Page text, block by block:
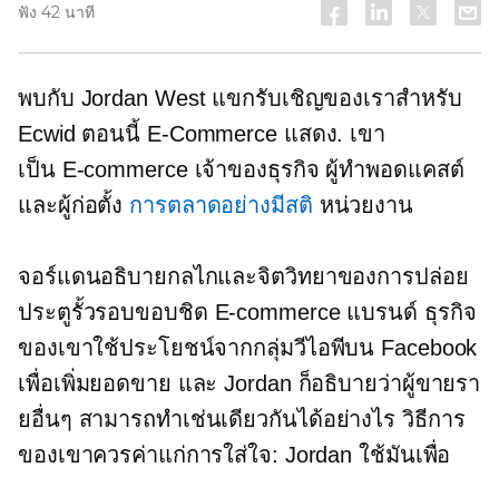
ฟัง 42 นาที
พบกับ Jordan West แขกรับเชิญของเราสำหรับ
Ecwid ตอนนี้ E-Commerceแสดง. เขา
เป็น E-commerceเจ้าของธุรกิจ ผู้ทำพอดแคสต์
และผู้ก่อตั้ง การตลาดอย่างมีสติ หน่วยงาน
จอร์แดนอธิบายกลไกและจิตวิทยาของการปล่อย
ประตูรั้วรอบขอบชิด E-commerceแบรนด์ ธุรกิจ
ของเขาใช้ประโยชน์จากกลุ่มวีไอพีบน Facebook
เพื่อเพิ่มยอดขาย และ Jordan ก็อธิบายว่าผู้ขายรา
ยอื่นๆ สามารถทำเช่นเดียวกันได้อย่างไร วิธีการ
ของเขาควรค่าแก่การใส่ใจ: Jordan ใช้มันเพื่อ